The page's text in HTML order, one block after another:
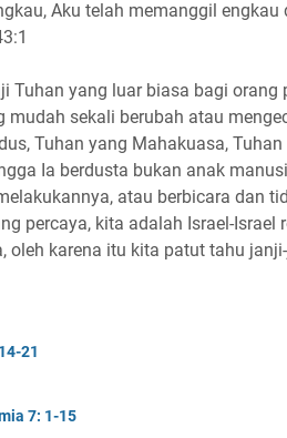
Aku telah memanggil engkau
Tuhan yang luar biasa bagi orang
sekali berubah atau
Tuhan yang Mahakuasa, Tuhan
Ia berdusta bukan anak
atau berbicara dan
percaya, kita adalah Israel-Israel
oleh karena itu kita patut tahu
21
7: 1-15